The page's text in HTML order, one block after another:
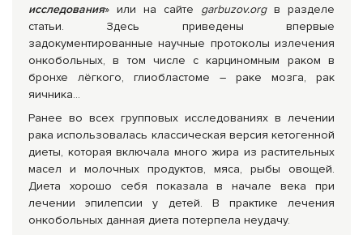
исследования» или на сайте garbuzov.orgв разделе
статьи. Здесь приведены впервые
задокументированные научные протоколы излечения
онкобольных, в том числе с карциномным раком в
бронхе лёгкого, глиобластоме – раке мозга, рак
яичника…
Ранее во всех групповых исследованиях в лечении
рака использовалась классическая версия кетогенной
диеты, которая включала много жира из растительных
масел и молочных продуктов, мяса, рыбы овощей.
Диета хорошо себя показала в начале века при
лечении эпилепсии у детей. В практике лечения
онкобольных данная диета потерпела неудачу.